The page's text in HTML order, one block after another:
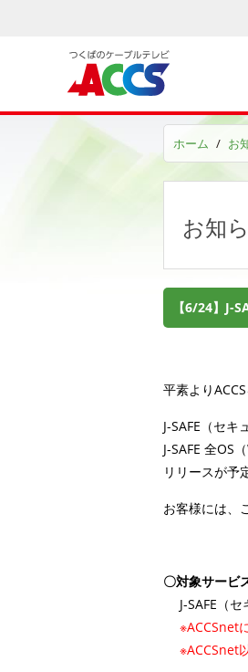
ホーム お
お知
【6/24】J-
平素より
J-SAFE（セキ
J-SAFE 全OS
リリースが予
お客様には、
〇対象サービ
J-SAFE（
※ACCSnet
※ACCSnet